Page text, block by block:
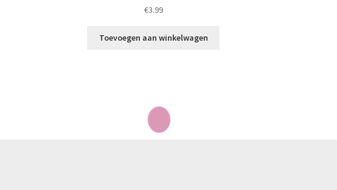
€3.99
Toevoegen aan winkelwagen